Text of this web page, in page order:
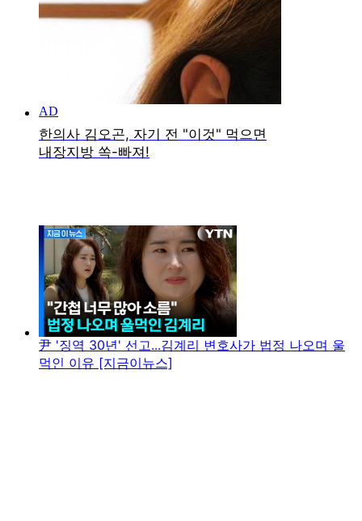
尹 '징역 30년' 선고...김계리 변호사가 법정 나오며 울
먹인 이유 [지금이뉴스]